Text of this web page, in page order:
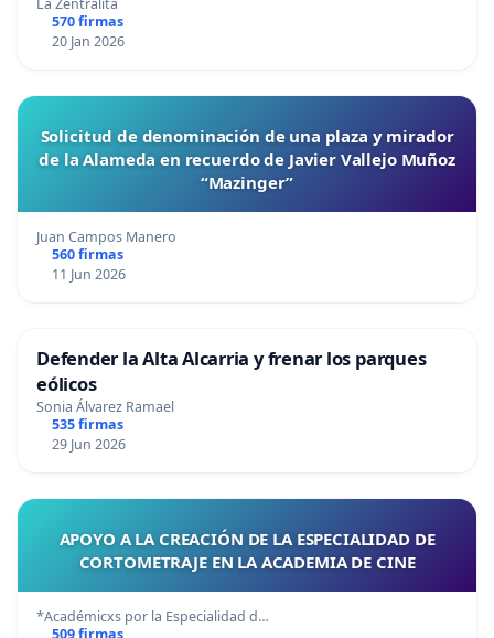
570 firmas
20 Jan 2026
Solicitud de denominación de una plaza y mirador
de la Alameda en recuerdo de Javier Vallejo Muñoz
“Mazinger”
Juan Campos Manero
560 firmas
11 Jun 2026
Defender la Alta Alcarria y frenar los parques
eólicos
Sonia Álvarez Ramael
535 firmas
29 Jun 2026
APOYO A LA CREACIÓN DE LA ESPECIALIDAD DE
CORTOMETRAJE EN LA ACADEMIA DE CINE
*Académicxs por la Especialidad d…
509 firmas